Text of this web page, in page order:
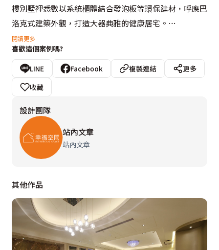
樓別墅裡悉數以系統櫃體結合發泡板等環保建材，呼應巴
洛克式建築外觀，打造大器典雅的健康居宅。
一樓主要是招待賓客的客廳與泡茶區，銀狐大理石電視牆
對應橘紅色馬來漆沙發背牆，佐以桃花心木古典線條傢
俱，在發泡板鉤勒出的法式線條中，打造簡約風韻的新古
典客廳。呼應客廳電視牆旁的鑲嵌玻璃設計，設計師於一
旁開放規劃得泡茶區櫃體上，以燈光結合鑲嵌玻璃手法，
光影折射出中式泡茶區的異國情調。
線條浪漫華麗的圓形餐桌椅，是二樓餐廳的設計主角，流
的精緻美景，一旁以大理石切割打造的吧台，不僅具有備
餐功能，還能作為輕食區，而周匝圍繞的簡約線板線條則
是大量收納櫃的隱藏設計門片，與傢俱、軟件融合出現代
法式表情。五坪大的廚房延續餐廳色彩配置，乾淨明亮的
空間裡，各項烹飪所需器材一應俱全收納於簡約線條內。
閱讀更多
喜歡這個案例嗎?
LINE Facebook 複製連結
更多
收藏
設計團隊
站內文章
站內文章
其他作品